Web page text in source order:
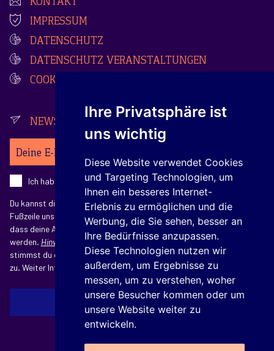
Ihre Privatsphäre ist
uns wichtig
Diese Website verwendet Cookies
und Targeting Technologien, um
Ihnen ein besseres Internet-
Erlebnis zu ermöglichen und die
Werbung, die Sie sehen, besser an
Ihre Bedürfnisse anzupassen.
Diese Technologien nutzen wir
außerdem, um Ergebnisse zu
messen, um zu verstehen, woher
unsere Besucher kommen oder um
unsere Website weiter zu
entwickeln.
KONTAKT
IMPRESSUM
DATENSCHUTZ
DATENSCHUTZ VERANSTALTUNGEN
COOKIES
NEWSLETTER
Ich habe die Datenschutzerklärungzur Kenntnis genommen.
Du kannst dich jederzeit abmelden, indem du auf den Link in der
Fußzeile unserer E-Mails klickst. Mit dem Absenden erkennst du an,
dass deine Angaben zur Verarbeitung an Mailchimp übermittelt
werden. Hinweise zu Mailchimp:Mit der Anmeldung zum Newsletter
stimmst du der Verarbeitung deiner E-Mail-Adresse für diesen Zweck
zu. Weiter Informationen findest du in unsererDatenschutzerklärung
JETZT KOSTENFREI ABONNIEREN